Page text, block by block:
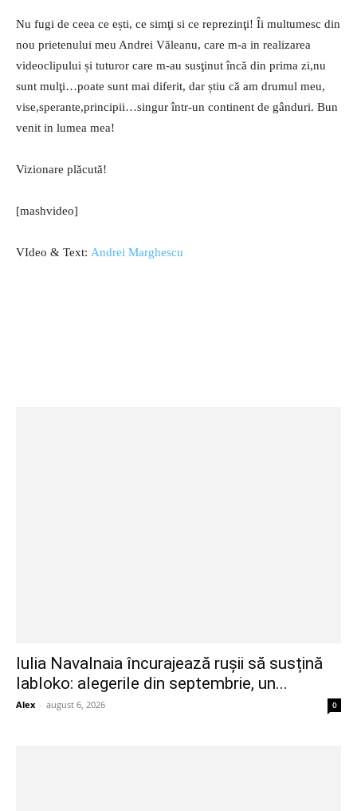
Nu fugi de ceea ce ești, ce simţi si ce reprezinţi! Îi multumesc din
nou prietenului meu Andrei Văleanu, care m-a in realizarea
videoclipului și tuturor care m-au susţinut încă din prima zi,nu
sunt mulţi…poate sunt mai diferit, dar știu că am drumul meu,
vise,sperante,principii…singur într-un continent de gânduri. Bun
venit in lumea mea!
Vizionare plăcută!
[mashvideo]
VIdeo & Text: Andrei Marghescu
Iulia Navalnaia încurajează rușii să susțină
Iabloko: alegerile din septembrie, un...
Alex - august 6, 2026 0